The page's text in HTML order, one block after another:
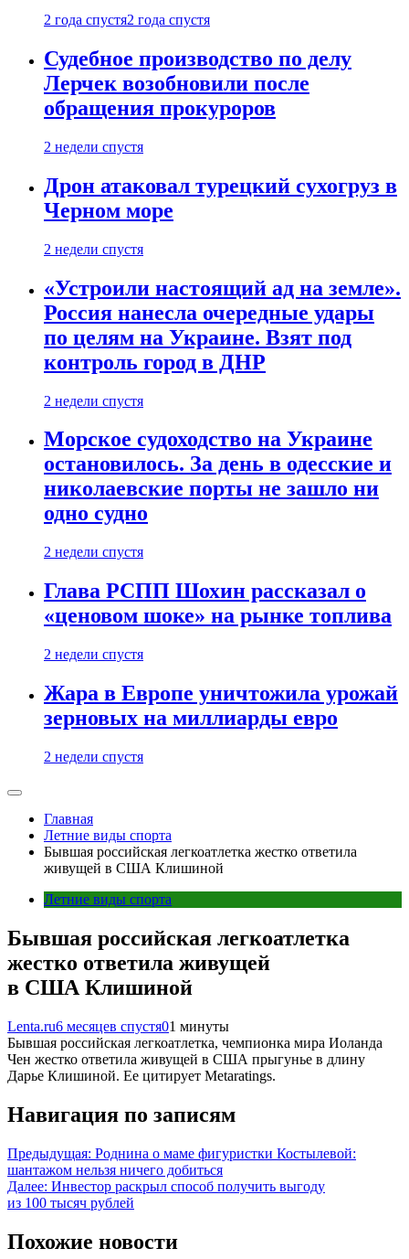
2 года спустя2 года спустя
Судебное производство по делу
Лерчек возобновили после
обращения прокуроров
2 недели спустя
Дрон атаковал турецкий сухогруз в
Черном море
2 недели спустя
«Устроили настоящий ад на земле».
Россия нанесла очередные удары
по целям на Украине. Взят под
контроль город в ДНР
2 недели спустя
Морское судоходство на Украине
остановилось. За день в одесские и
николаевские порты не зашло ни
одно судно
2 недели спустя
Глава РСПП Шохин рассказал о
«ценовом шоке» на рынке топлива
2 недели спустя
Жара в Европе уничтожила урожай
зерновых на миллиарды евро
2 недели спустя
Главная
Летние виды спорта
Бывшая российская легкоатлетка жестко ответила
живущей в США Клишиной
Летние виды спорта
Бывшая российская легкоатлетка
жестко ответила живущей
в США Клишиной
Lenta.ru6 месяцев спустя01 минуты
Бывшая российская легкоатлетка, чемпионка мира Иоланда
Чен жестко ответила живущей в США прыгунье в длину
Дарье Клишиной. Ее цитирует Metaratings.
Навигация по записям
Предыдущая: Роднина о маме фигуристки Костылевой:
шантажом нельзя ничего добиться
Далее: Инвестор раскрыл способ получить выгоду
из 100 тысяч рублей
Похожие новости